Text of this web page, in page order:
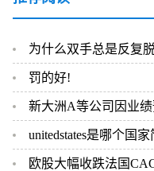
为什么双手总是反复
罚的好!
新大洲A等公司因业绩预告“
unitedstates是哪个国家
欧股大幅收跌法国